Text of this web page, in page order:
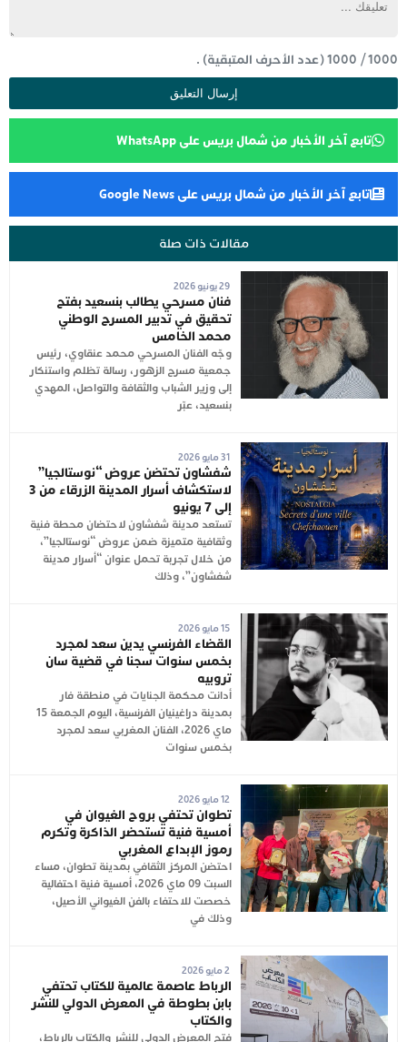
1000
/
1000(عدد الأحرف المتبقية) .
تابع آخر الأخبار من شمال بريس على WhatsApp
تابع آخر الأخبار من شمال بريس على Google News
مقالات ذات صلة
29 يونيو 2026
فنان مسرحي يطالب بنسعيد بفتح
تحقيق في تدبير المسرح الوطني
محمد الخامس
وجّه الفنان المسرحي محمد عنقاوي، رئيس
جمعية مسرح الزهور، رسالة تظلم واستنكار
إلى وزير الشباب والثقافة والتواصل، المهدي
بنسعيد، عبّر
31 مايو 2026
شفشاون تحتضن عروض “نوستالجيا”
لاستكشاف أسرار المدينة الزرقاء من 3
إلى 7 يونيو
تستعد مدينة شفشاون لاحتضان محطة فنية
وثقافية متميزة ضمن عروض “نوستالجيا”،
من خلال تجربة تحمل عنوان “أسرار مدينة
شفشاون”، وذلك
15 مايو 2026
القضاء الفرنسي يدين سعد لمجرد
بخمس سنوات سجنا في قضية سان
تروبيه
أدانت محكمة الجنايات في منطقة فار
بمدينة دراغينيان الفرنسية، اليوم الجمعة 15
ماي 2026، الفنان المغربي سعد لمجرد
بخمس سنوات
12 مايو 2026
تطوان تحتفي بروح الغيوان في
أمسية فنية تستحضر الذاكرة وتكرم
رموز الإبداع المغربي
احتضن المركز الثقافي بمدينة تطوان، مساء
السبت 09 ماي 2026، أمسية فنية احتفالية
خصصت للاحتفاء بالفن الغيواني الأصيل،
وذلك في
2 مايو 2026
الرباط عاصمة عالمية للكتاب تحتفي
بابن بطوطة في المعرض الدولي للنشر
والكتاب
فتح المعرض الدولي للنشر والكتاب بالرباط،